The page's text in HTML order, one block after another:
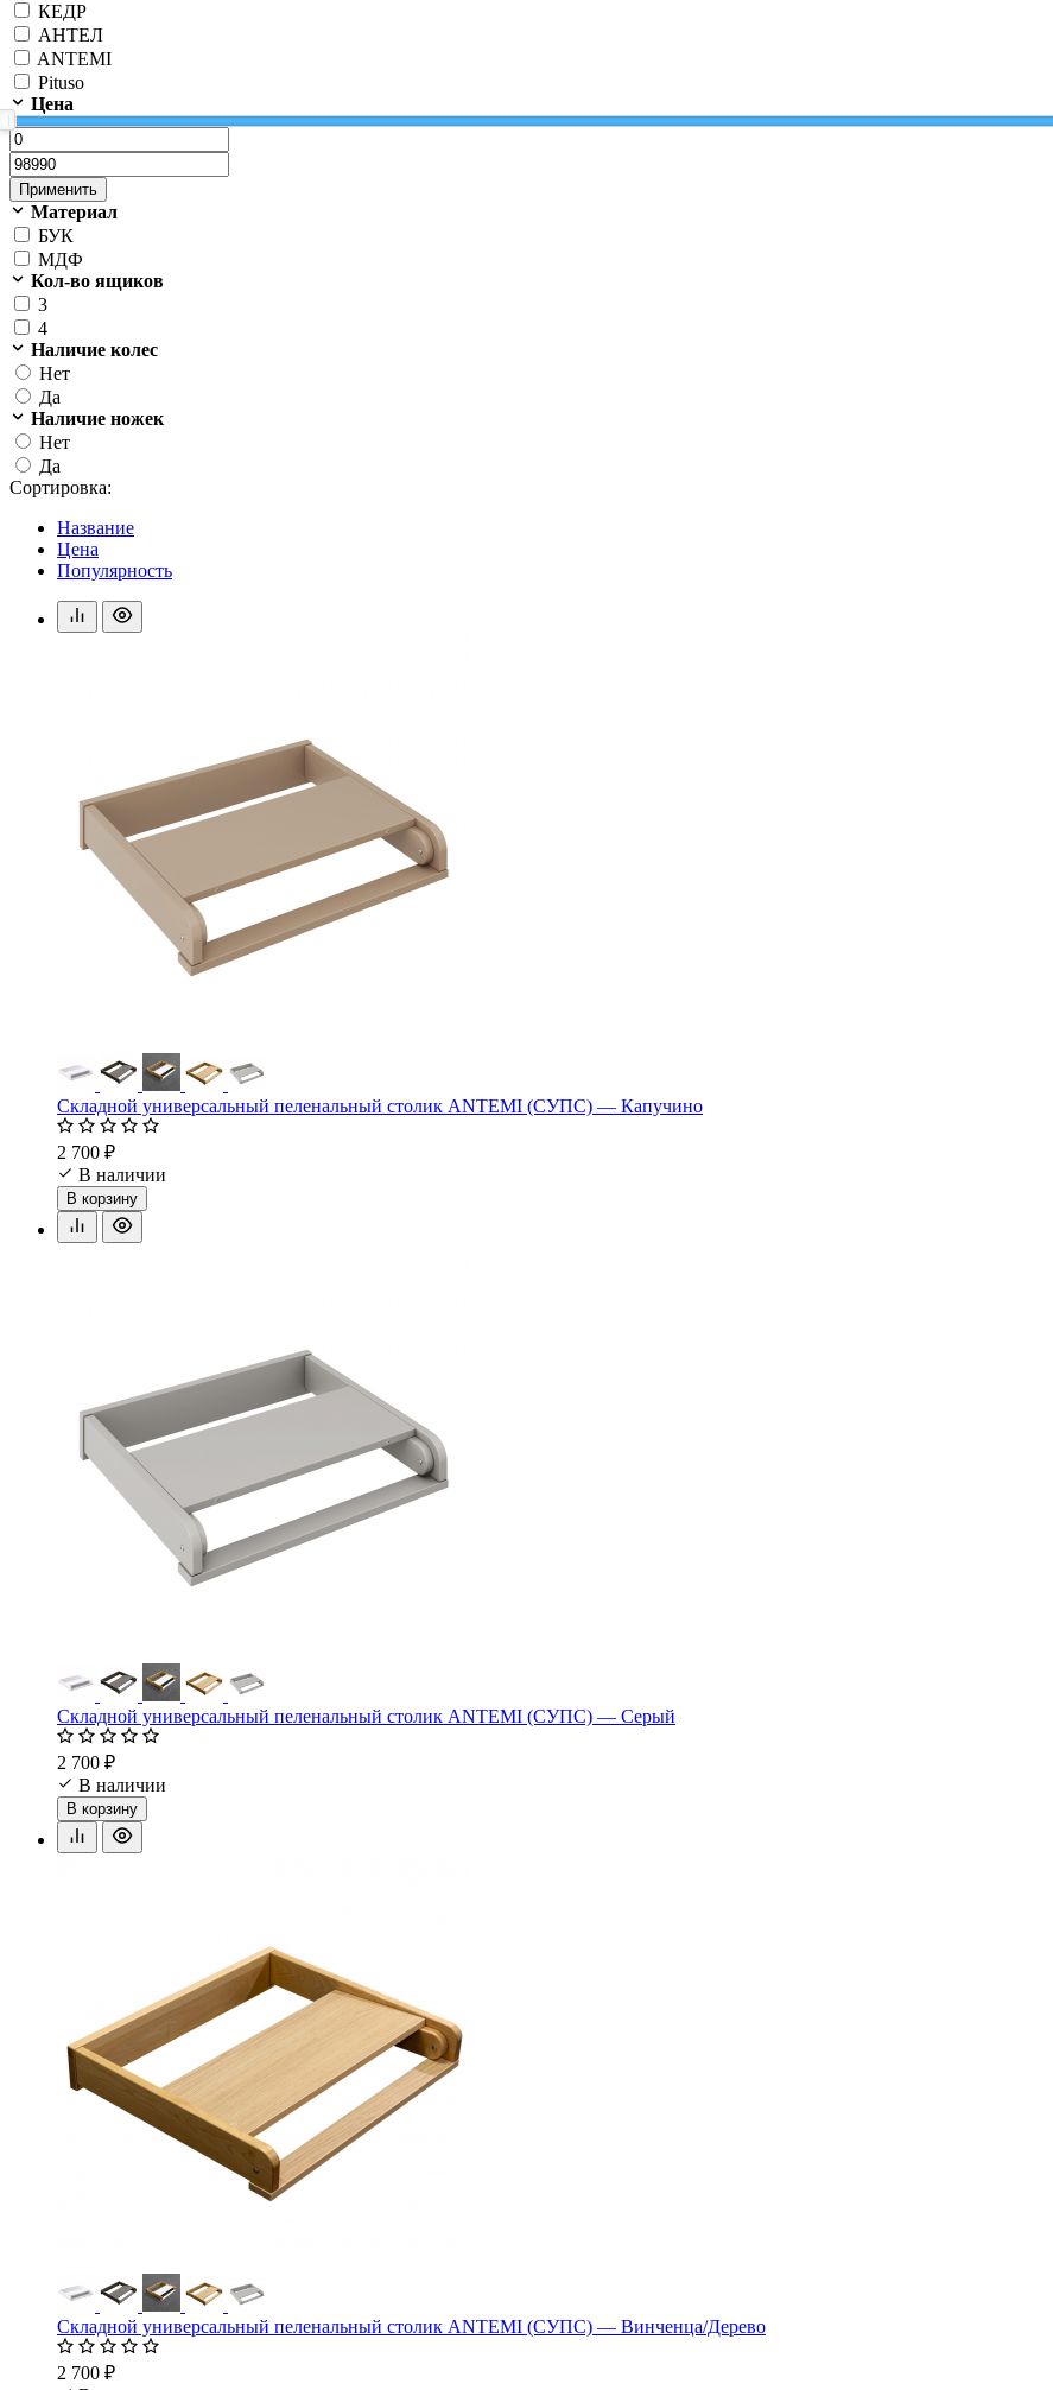
КЕДР
АНТЕЛ
ANTEMI
Pituso
Цена
Применить
Материал
БУК
МДФ
Кол-во ящиков
3
4
Наличие колес
Нет
Да
Наличие ножек
Нет
Да
Сортировка:
Название
Цена
Популярность
Складной универсальный пеленальный столик ANTEMI (СУПС) — Капучино
2 700 ₽
В наличии
В корзину
Складной универсальный пеленальный столик ANTEMI (СУПС) — Серый
2 700 ₽
В наличии
В корзину
Складной универсальный пеленальный столик ANTEMI (СУПС) — Винченца/Дерево
2 700 ₽